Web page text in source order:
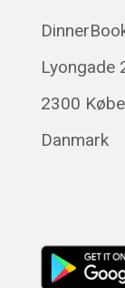
Lyongade
2300
Danmark